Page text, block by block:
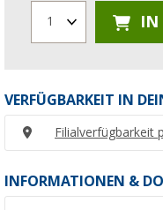
1 IN
VERFÜGBARKEIT IN
Filialverfügbarkeit
INFORMATIONEN &